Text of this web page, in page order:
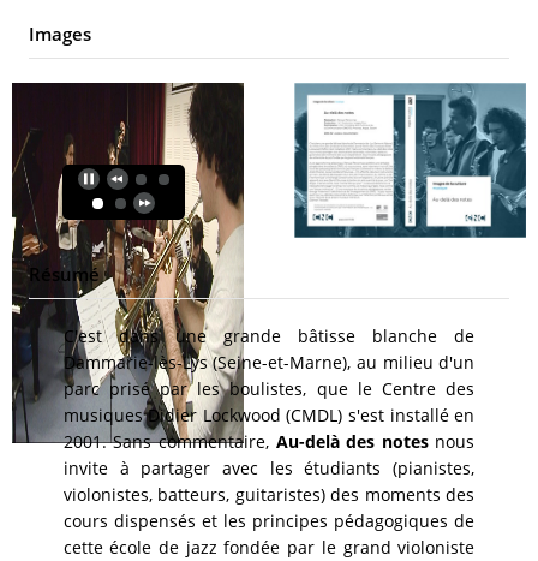
Video
Images
Résumé
C'est dans une grande bâtisse blanche de
Dammarie-lès-Lys (Seine-et-Marne), au milieu d'un
parc prisé par les boulistes, que le Centre des
musiques Didier Lockwood (CMDL) s'est installé en
2001. Sans commentaire, Au-delà des notesnous
invite à partager avec les étudiants (pianistes,
violonistes, batteurs, guitaristes) des moments des
cours dispensés et les principes pédagogiques de
cette école de jazz fondée par le grand violoniste